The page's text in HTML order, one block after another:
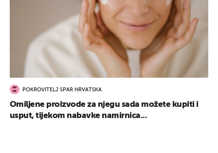
POKROVITELJ SPAR HRVATSKA
Omiljene proizvode za njegu sada možete kupiti i
usput, tijekom nabavke namirnica...
UKLJUČITE NOTIFIKACIJE